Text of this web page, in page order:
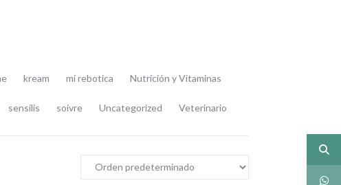
kream mi rebotica Nutrición y Vitaminas
sensilis soivre Uncategorized Veterinario